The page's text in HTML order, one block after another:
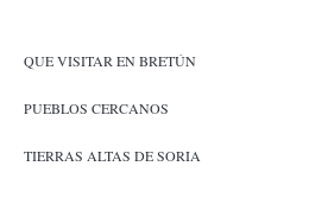
QUE VISITAR EN BRETÚN
PUEBLOS CERCANOS
TIERRAS ALTAS DE SORIA